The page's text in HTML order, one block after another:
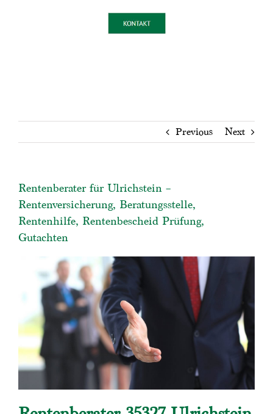
Previous Next
Rentenberater für Ulrichstein –
Rentenversicherung, Beratungsstelle,
Rentenhilfe, Rentenbescheid Prüfung,
Gutachten